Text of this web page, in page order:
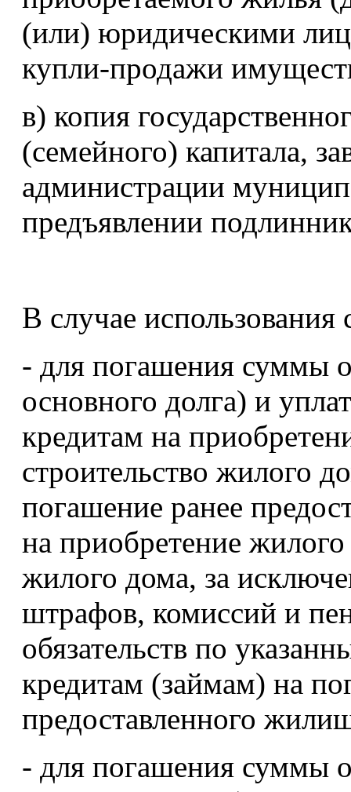
(или) юридическими
купли-продажи
в) копия
(семейного) капитала,
администрации
предъявлении
В случае
- для погашения суммы
основного долга) и
кредитам на
строительство жилого
погашение ранее
на приобретение
жилого дома, за
штрафов, комиссий и
обязательств по
кредитам (займам) на
предоставленного
- для погашения суммы